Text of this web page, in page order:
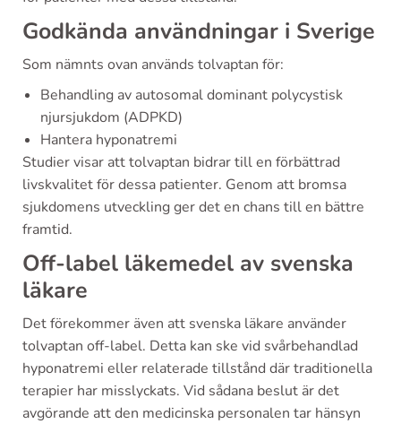
Godkända användningar i Sverige
Som nämnts ovan används tolvaptan för:
Behandling av autosomal dominant polycystisk
njursjukdom (ADPKD)
Hantera hyponatremi
Studier visar att tolvaptan bidrar till en förbättrad
livskvalitet för dessa patienter. Genom att bromsa
sjukdomens utveckling ger det en chans till en bättre
framtid.
Off-label läkemedel av svenska
läkare
Det förekommer även att svenska läkare använder
tolvaptan off-label. Detta kan ske vid svårbehandlad
hyponatremi eller relaterade tillstånd där traditionella
terapier har misslyckats. Vid sådana beslut är det
avgörande att den medicinska personalen tar hänsyn